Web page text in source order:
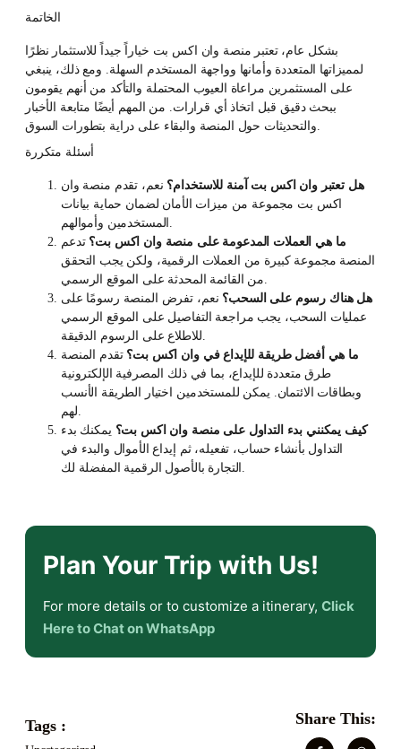
الخاتمة
بشكل عام، تعتبر منصة وان اكس بت خياراً جيداً للاستثمار نظرًا
لمميزاتها المتعددة وأمانها وواجهة المستخدم السهلة. ومع ذلك، ينبغي
على المستثمرين مراعاة العيوب المحتملة والتأكد من أنهم يقومون
ببحث دقيق قبل اتخاذ أي قرارات. من المهم أيضًا متابعة الأخبار
والتحديثات حول المنصة والبقاء على دراية بتطورات السوق.
أسئلة متكررة
هل تعتبر وان اكس بت آمنة للاستخدام؟ نعم، تقدم منصة وان
اكس بت مجموعة من ميزات الأمان لضمان حماية بيانات
المستخدمين وأموالهم.
ما هي العملات المدعومة على منصة وان اكس بت؟ تدعم
المنصة مجموعة كبيرة من العملات الرقمية، ولكن يجب التحقق
من القائمة المحدثة على الموقع الرسمي.
هل هناك رسوم على السحب؟ نعم، تفرض المنصة رسومًا على
عمليات السحب، يجب مراجعة التفاصيل على الموقع الرسمي
للاطلاع على الرسوم الدقيقة.
ما هي أفضل طريقة للإيداع في وان اكس بت؟ تقدم المنصة
طرق متعددة للإيداع، بما في ذلك المصرفية الإلكترونية
وبطاقات الائتمان. يمكن للمستخدمين اختيار الطريقة الأنسب
لهم.
كيف يمكنني بدء التداول على منصة وان اكس بت؟ يمكنك بدء
التداول بأنشاء حساب، تفعيله، ثم إيداع الأموال والبدء في
التجارة بالأصول الرقمية المفضلة لك.
Plan Your Trip with Us!
For more details or to customize a itinerary, Click
Here to Chat on WhatsApp
Tags : Share This: